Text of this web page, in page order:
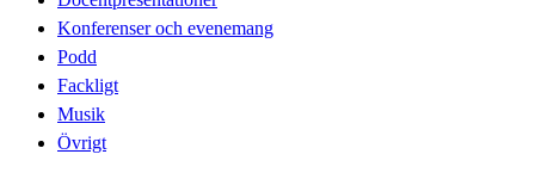
Konferenser och evenemang
Podd
Fackligt
Musik
Övrigt